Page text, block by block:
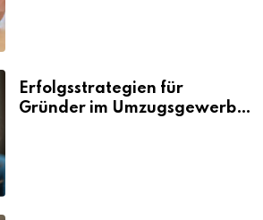
Erfolgsstrategien für
Gründer im Umzugsgewerbe